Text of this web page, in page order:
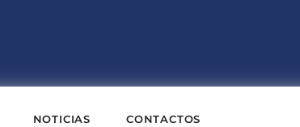
NOTICIAS CONTACTOS